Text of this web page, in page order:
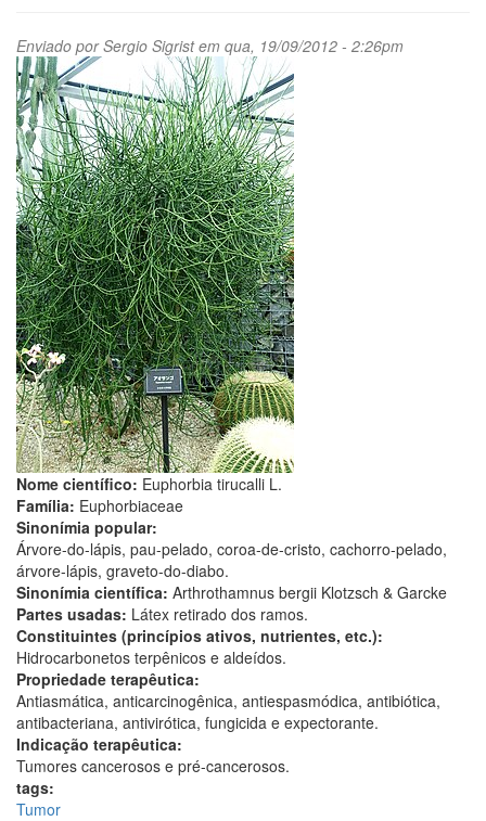
Enviado porSergio Sigristem qua, 19/09/2012 - 2:26pm
Nome científico: Euphorbia tirucalli L.
Família: Euphorbiaceae
Sinonímia popular:
Árvore-do-lápis, pau-pelado, coroa-de-cristo, cachorro-pelado,
árvore-lápis, graveto-do-diabo.
Sinonímia científica: Arthrothamnus bergii Klotzsch & Garcke
Partes usadas: Látex retirado dos ramos.
Constituintes (princípios ativos, nutrientes, etc.):
Hidrocarbonetos terpênicos e aldeídos.
Propriedade terapêutica:
Antiasmática, anticarcinogênica, antiespasmódica, antibiótica,
antibacteriana, antivirótica, fungicida e expectorante.
Indicação terapêutica:
Tumores cancerosos e pré-cancerosos.
tags:
Tumor